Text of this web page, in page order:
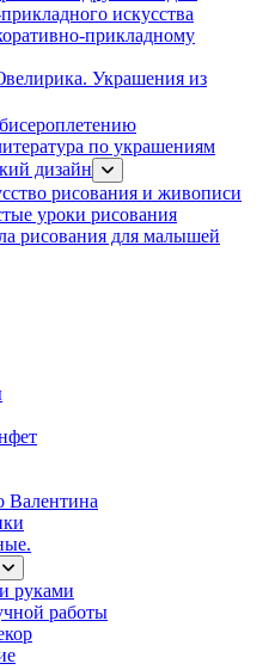
искусства
прикладному
Украшения из
по украшениям
дизайн
рисования и живописи
уроки рисования
рисования для малышей
Валентина
руками
работы